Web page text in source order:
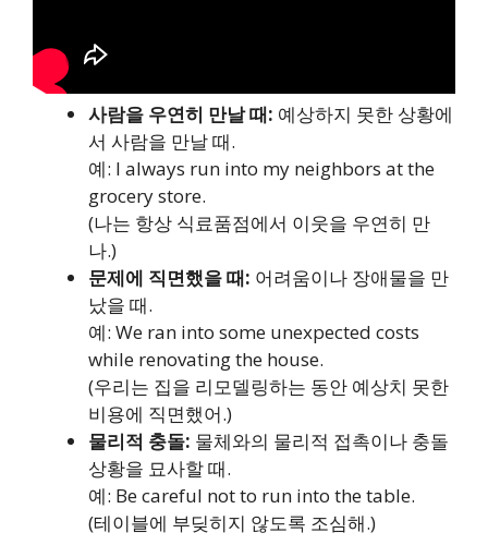
사람을 우연히 만날 때: 예상하지 못한 상황에
서 사람을 만날 때.
예: I always run into my neighbors at the
grocery store.
(나는 항상 식료품점에서 이웃을 우연히 만
나.)
문제에 직면했을 때: 어려움이나 장애물을 만
났을 때.
예: We ran into some unexpected costs
while renovating the house.
(우리는 집을 리모델링하는 동안 예상치 못한
비용에 직면했어.)
물리적 충돌: 물체와의 물리적 접촉이나 충돌
상황을 묘사할 때.
예: Be careful not to run into the table.
(테이블에 부딪히지 않도록 조심해.)